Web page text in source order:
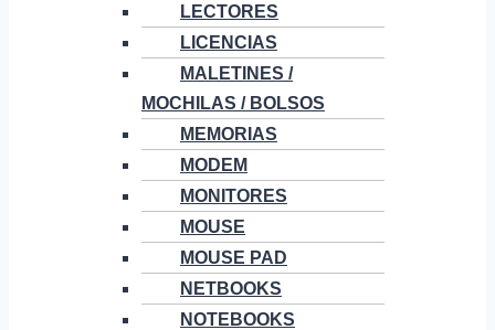
LECTORES
LICENCIAS
MALETINES /
MOCHILAS / BOLSOS
MEMORIAS
MODEM
MONITORES
MOUSE
MOUSE PAD
NETBOOKS
NOTEBOOKS